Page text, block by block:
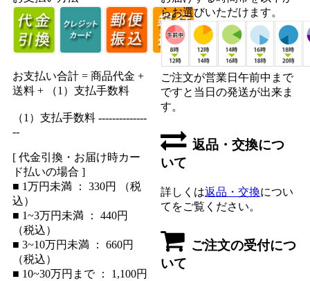
お支払い合計 = 商品代金 +
送料 + （1）支払手数料
（1）支払手数料 --------------
--
[ 代金引換・お届け時カー
ド払いの場合 ]
■ 1万円未満 ： 330円 （税
込）
■ 1~3万円未満 ： 440円
（税込）
■ 3~10万円未満 ： 660円
（税込）
■ 10~30万円まで ： 1,100円
らお選びいただけます。
ご注文が営業日午前中まで
ですと当日の発送が出来ま
す。
返品・交換につ
いて
詳しくは返品・交換につい
てをご覧ください。
ご注文の受付につ
いて